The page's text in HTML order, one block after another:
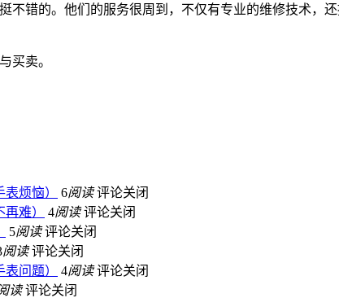
不错的。他们的服务很周到，不仅有专业的维修技术，
烦恼） 6阅读 评论关闭
难）
4阅读 评论关闭
5阅读 评论关闭
阅读 评论关闭
问题）
4阅读 评论关闭
读 评论关闭